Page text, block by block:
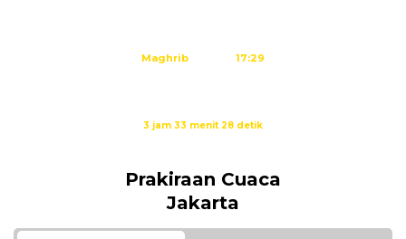
Maghrib 17:29
3 jam 33 menit 27 detik
Prakiraan Cuaca
Jakarta